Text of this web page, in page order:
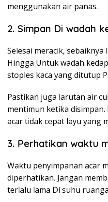
menggunakan air panas.
2. Simpan Di wadah
Selesai meracik,
Hingga Untuk wadah
stoples kaca yang ditutup
Pastikan juga larutan air
mentimun ketika
acar tidak cepat layu yang
3. Perhatikan waktu
Waktu penyimpanan acar
diperhatikan. Jangan
terlalu lama Di suhu